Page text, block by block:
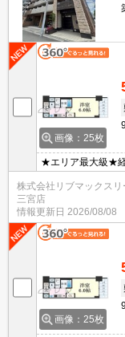
画像：25枚
★エリア最大級★経
能！オンライン内
問題ありません♪弊
可能になりますの
ーネット無料★
株式会社リブマックス
三宮店
情報更新日 2026/08/08
画像：25枚